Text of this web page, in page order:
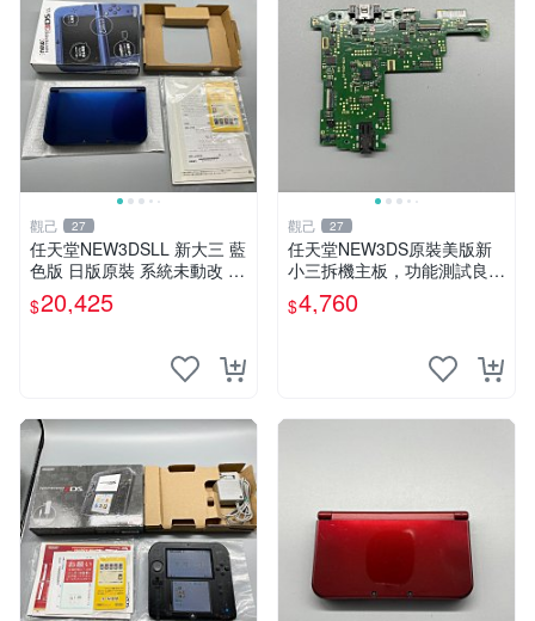
觀己 27
任天堂NEW3DSLL 新大三 藍
色版 日版原裝 系統未動改 功
能齊全 成色佳 整機無損 屏幕
清晰 自帶觸控筆 採用自定義
$20,425
觀己 27
任天堂NEW3DS原裝美版新
小三拆機主板，功能測試良好
成色佳 全新任天堂3DS主機
板 備用板 測試保證 功能正常
$4,760